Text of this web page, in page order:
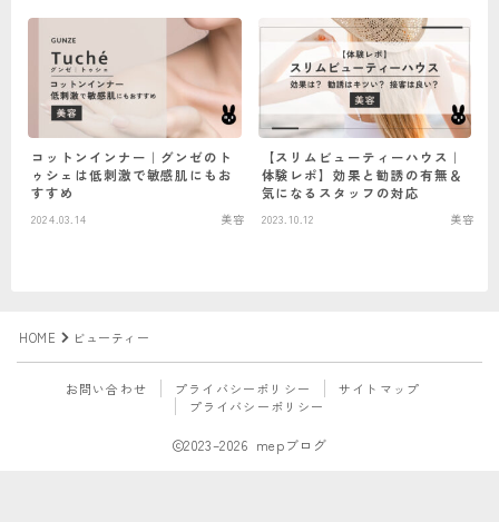
コットンインナー｜グンゼのト
ゥシェは低刺激で敏感肌にもお
すすめ
2024.03.14 美容
【スリムビューティーハウス｜
体験レポ】効果と勧誘の有無＆
気になるスタッフの対応
2023.10.12 美容
HOME ビューティー
お問い合わせ プライバシーポリシー
サイトマップ
プライバシーポリシー
2023–2026 mepブログ